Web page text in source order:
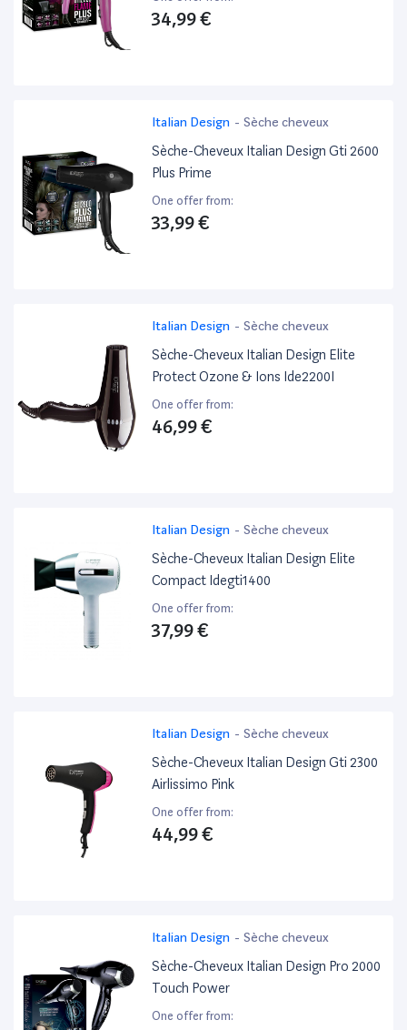
34,99 €
Italian Design - Sèche cheveux
Sèche-Cheveux Italian Design Gti 2600
Plus Prime
One offer from:
33,99 €
Italian Design - Sèche cheveux
Sèche-Cheveux Italian Design Elite
Protect Ozone & Ions Ide2200I
One offer from:
46,99 €
Italian Design - Sèche cheveux
Sèche-Cheveux Italian Design Elite
Compact Idegti1400
One offer from:
37,99 €
Italian Design - Sèche cheveux
Sèche-Cheveux Italian Design Gti 2300
Airlissimo Pink
One offer from:
44,99 €
Italian Design - Sèche cheveux
Sèche-Cheveux Italian Design Pro 2000
Touch Power
One offer from: